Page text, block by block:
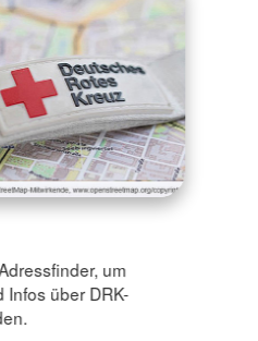
um
über DRK-